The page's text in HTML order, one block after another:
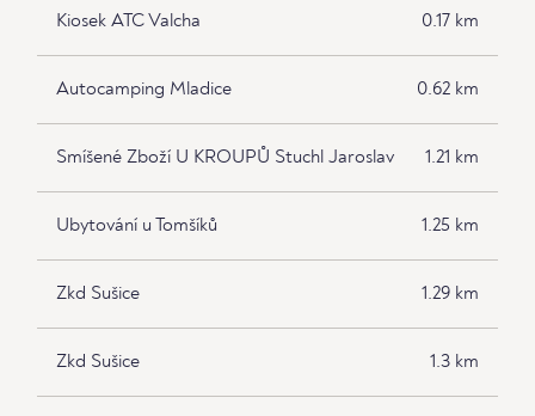
Kiosek ATC Valcha 0.17 km
Autocamping Mladice 0.62 km
Smíšené Zboží U KROUPŮ Stuchl Jaroslav 1.21 km
Ubytování u Tomšíků 1.25 km
Zkd Sušice 1.29 km
Zkd Sušice 1.3 km